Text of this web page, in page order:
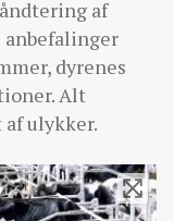
af
anbefalinger
dyrenes
Alt
ulykker.